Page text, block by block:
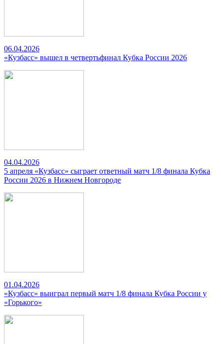
06.04.2026
«Кузбасс» вышел в четвертьфинал Кубка России 2026
04.04.2026
5 апреля «Кузбасс» сыграет ответный матч 1/8 финала Кубка
России 2026 в Нижнем Новгороде
01.04.2026
«Кузбасс» выиграл первый матч 1/8 финала Кубка России у
«Горького»